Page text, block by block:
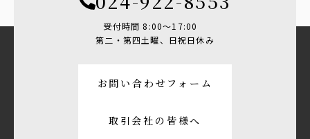
受付時間 8:00〜17:00
第二・第四土曜、日祝日休み
お問い合わせフォーム
取引会社の皆様へ